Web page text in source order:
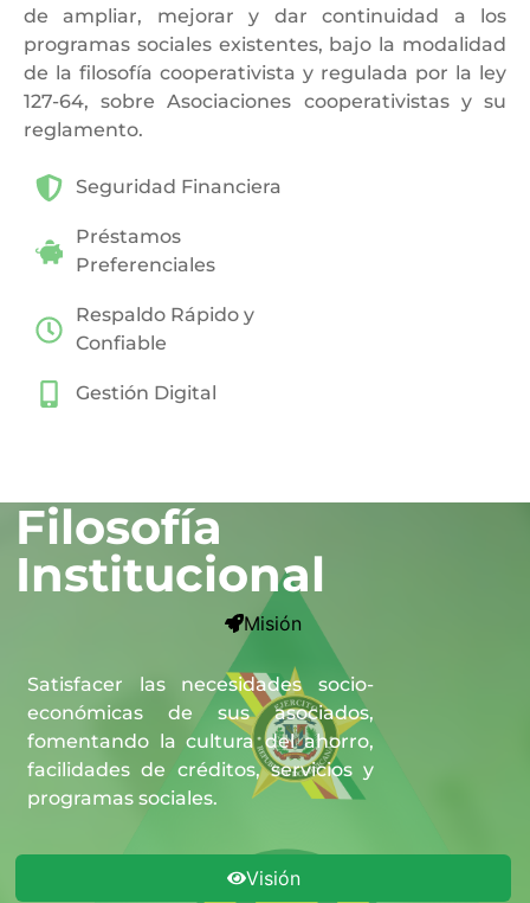
de ampliar, mejorar y dar continuidad a los
programas sociales existentes, bajo la modalidad
de la filosofía cooperativista y regulada por la ley
127-64, sobre Asociaciones cooperativistas y su
reglamento.
Seguridad Financiera
Préstamos
Preferenciales
Respaldo Rápido y
Confiable
Gestión Digital
Filosofía
Institucional
Misión
Visión
Satisfacer las necesidades socio-
económicas de sus asociados,
fomentando la cultura del ahorro,
facilidades de créditos, servicios y
programas sociales.